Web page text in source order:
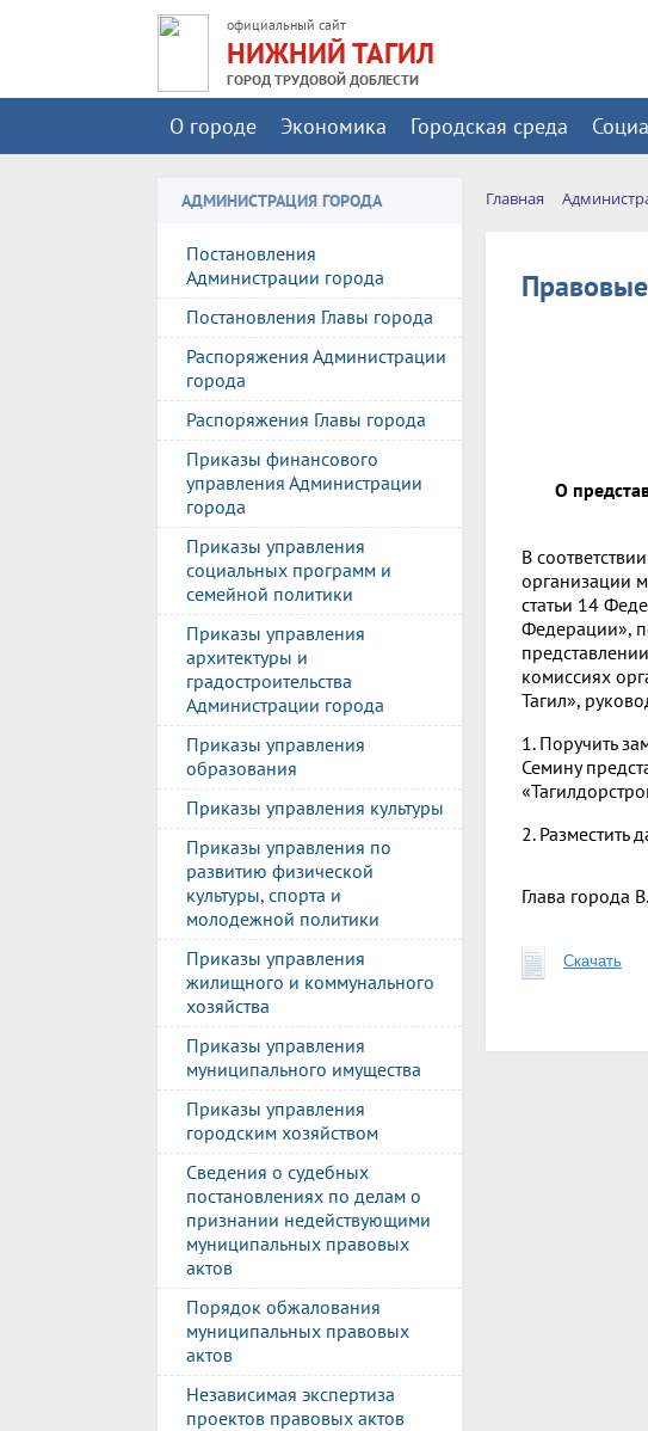
официальный сайт
НИЖНИЙ ТАГИЛ
ГОРОД ТРУДОВОЙ ДОБЛЕСТИ
О городе Экономика Городская среда
АДМИНИСТРАЦИЯ ГОРОДА
Постановления
Администрации города
Постановления Главы города
Распоряжения Администрации
города
Распоряжения Главы города
Приказы финансового
управления Администрации
города
Приказы управления
социальных программ и
семейной политики
Приказы управления
архитектуры и
градостроительства
Администрации города
Приказы управления
образования
Приказы управления культуры
Приказы управления по
развитию физической
культуры, спорта и
молодежной политики
Приказы управления
жилищного и коммунального
хозяйства
Приказы управления
муниципального имущества
Приказы управления
городским хозяйством
Сведения о судебных
постановлениях по делам о
признании недействующими
муниципальных правовых
актов
Порядок обжалования
муниципальных правовых
актов
Независимая экспертиза
проектов правовых актов
Главная
О
В
организации
статьи 14
Федерации»,
комиссиях
Тагил»,
1. Поручить
Семину
2.
Глава города
Скачать